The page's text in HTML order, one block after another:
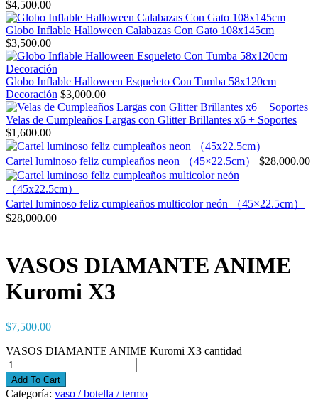
$4,500.00
Globo Inflable Halloween Calabazas Con Gato 108x145cm
$3,500.00
Globo Inflable Halloween Esqueleto Con Tumba 58x120cm
Decoración $3,000.00
Velas de Cumpleaños Largas con Glitter Brillantes x6 + Soportes
$1,600.00
Cartel luminoso feliz cumpleaños neon （45×22.5cm） $28,000.00
Cartel luminoso feliz cumpleaños multicolor neón （45×22.5cm）
$28,000.00
VASOS DIAMANTE ANIME
Kuromi X3
$7,500.00
VASOS DIAMANTE ANIME Kuromi X3 cantidad
Add To Cart
Categoría: vaso / botella / termo